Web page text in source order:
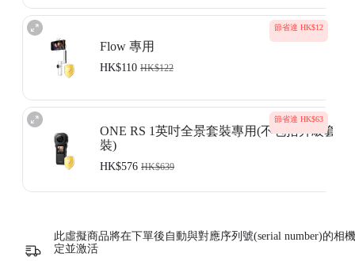
了解詳情
。
此服務僅適用於您已經成功購買了的Insta360 Link，並且購買日期不超
過 18 日
。服務購買完成以後，服務協議將會發送到您的指定電郵地
址，請您注意查收。
非Insta360正式發布的產品、合作項目或聯名產品不包括在內。
了解詳情
節省達 HK$12
Flow 專用
HK$110 HK$122
。
此服務僅適用於您已經成功購買了Insta360產品，並且產品未激活或者
激活時間不超過15日。服務購買完成以後，服務協議將會發送到您的指
定電郵地址，請您注意查收。
非Insta360正式發布的產品、合作項目或聯名產品不包括在內。
了解詳情
節省達 HK$63
ONE RS 1英吋全景套裝專用(不包括升級套
裝)
HK$576 HK$639
此服務僅適用於您已經成功購買了Insta360產品，並且產品未激活或者
激活時間不超過15日。服務購買完成以後，服務協議將會發送到您的指
定電郵地址，請您注意查收。
此虛擬商品將在下單後自動與對應序列號(serial number)的相
定並激活